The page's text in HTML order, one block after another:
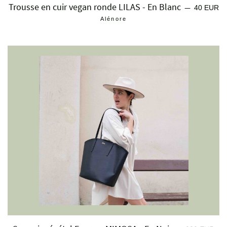
Trousse en cuir vegan ronde LILAS - En Blanc — Prix
40 EUR
Alénore